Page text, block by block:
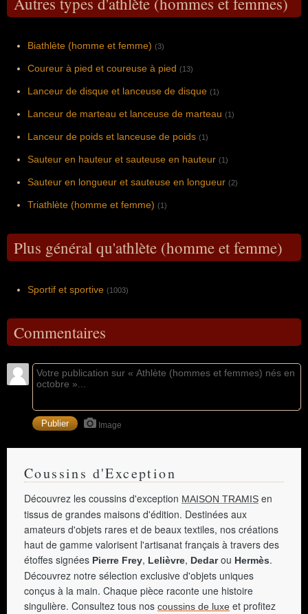
Biathlète (homme et femme) (3)
Coureur à pied et coureuse à pied (13)
Lanceur de disque et lanceuse de disque (1)
Lanceur de marteau et lanceuse de marteau (1)
Lanceur de poids et lanceuse de poids (1)
Sauteur en hauteur et sauteuse en hauteur (1)
Sauteur en longueur et sauteuse en longueur (2)
Triathlète (homme et femme) (1)
Plus général qu'athlète (homme et femme)
Sportif et sportive (1003)
Commentaires
Image
Coussins d'Exception
Découvrez les coussins d'exception MAISON TRAMIS en
tissus de grandes maisons d'édition. Destinées aux
amateurs d'objets rares et de beaux textiles, nos créations
haut de gamme valorisent l'artisanat français à travers des
étoffes signées Pierre Frey, Lelièvre, Dedarou Hermès.
Découvrez notre sélection exclusive d'objets uniques
conçus à la main. Chaque pièce raconte une histoire
singulière. Consultez tous nos coussins de luxe et profitez